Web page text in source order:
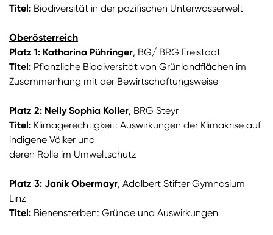
Titel: Biodiversität in der pazifischen Unterwasserwelt
Oberösterreich
Platz 1: Katharina Pühringer, BG/ BRG Freistadt
Titel: Pflanzliche Biodiversität von Grünlandflächen im
Zusammenhang mit der Bewirtschaftungsweise
Platz 2: Nelly Sophia Koller, BRG Steyr
Titel: Klimagerechtigkeit: Auswirkungen der Klimakrise auf
indigene Völker und
deren Rolle im Umweltschutz
Platz 3: Janik Obermayr, Adalbert Stifter Gymnasium
Linz
Titel: Bienensterben: Gründe und Auswirkungen